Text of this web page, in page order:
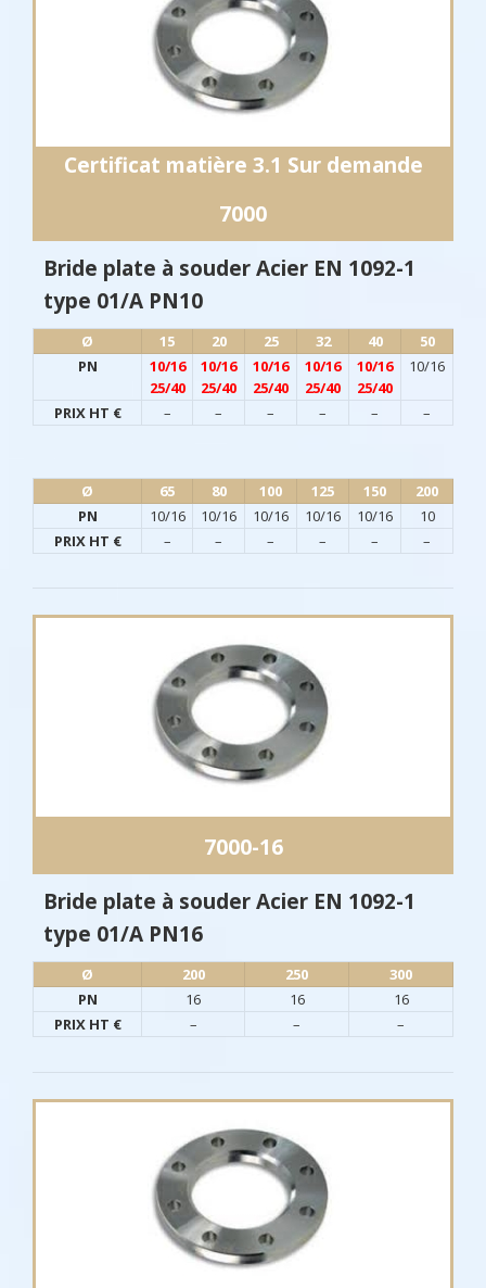
Certificat matière 3.1 Sur demande
7000
Bride plate à souder Acier EN 1092-1
type 01/A PN10
Ø​ 15 20 25 32 40
50
PN
10/16
25/40
10/16
25/40
10/16
25/40
10/16
25/40
10/16
25/40
10/16
PRIX HT € – – – – – –
Ø​ 65 80 100 125 150
200
PN
10/16 10/16 10/16 10/16 10/16
10
PRIX HT €
– – – – – –
7000-16
Bride plate à souder Acier EN 1092-1
type 01/A PN16
Ø​ 200 250
300
PN
16 16
16
PRIX HT €
– – –